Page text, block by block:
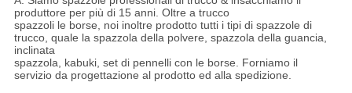
produttore per più di 15 anni. Oltre a trucco
spazzoli le borse, noi inoltre prodotto tutti i tipi di spazzole di
trucco, quale la spazzola della polvere, spazzola della guancia,
inclinata
spazzola, kabuki, set di pennelli con le borse. Forniamo il
servizio da progettazione al prodotto ed alla spedizione.